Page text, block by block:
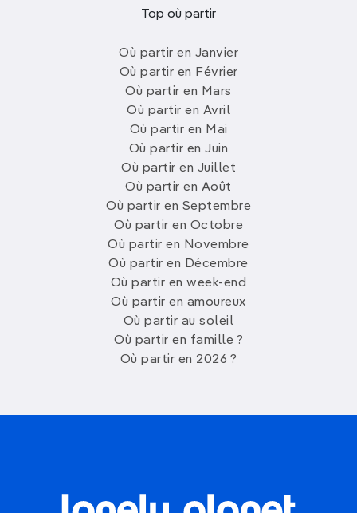
Top où partir
Où partir en Janvier
Où partir en Février
Où partir en Mars
Où partir en Avril
Où partir en Mai
Où partir en Juin
Où partir en Juillet
Où partir en Août
Où partir en Septembre
Où partir en Octobre
Où partir en Novembre
Où partir en Décembre
Où partir en week-end
Où partir en amoureux
Où partir au soleil
Où partir en famille ?
Où partir en 2026 ?